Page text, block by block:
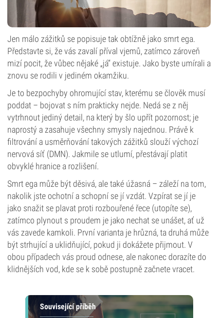
Jen málo zážitků se popisuje tak obtížně jako smrt ega.
Představte si, že vás zavalí příval vjemů, zatímco zároveň
mizí pocit, že vůbec nějaké „já“ existuje. Jako byste umírali a
znovu se rodili v jediném okamžiku.
Je to bezpochyby ohromující stav, kterému se člověk musí
poddat – bojovat s ním prakticky nejde. Nedá se z něj
vytrhnout jediný detail, na který by šlo upřít pozornost; je
naprostý a zasahuje všechny smysly najednou. Právě k
filtrování a usměrňování takových zážitků slouží výchozí
nervová síť (DMN). Jakmile se utlumí, přestávají platit
obvyklé hranice a rozlišení.
Smrt ega může být děsivá, ale také úžasná – záleží na tom,
nakolik jste ochotní a schopní se jí vzdát. Vzpírat se jí je
jako snažit se plavat proti rozbouřené řece (utopíte se),
zatímco plynout s proudem je jako nechat se unášet, ať už
vás zavede kamkoli. První varianta je hrůzná, ta druhá může
být strhující a uklidňující, pokud ji dokážete přijmout. V
obou případech vás proud odnese, ale nakonec dorazíte do
klidnějších vod, kde se k sobě postupně začnete vracet.
Související příběh